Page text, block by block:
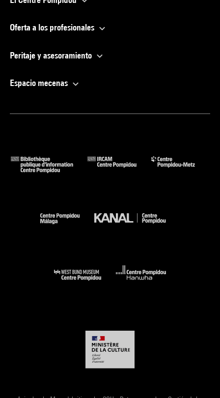
Oferta a los profesionales
Peritaje y asesoramiento
Espacio mecenas